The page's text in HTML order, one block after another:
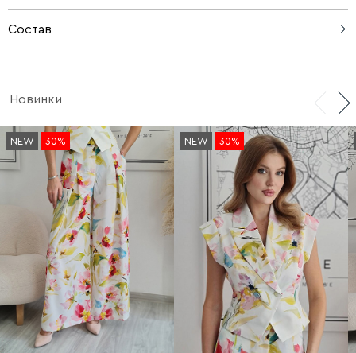
Состав
Новинки
NEW 30% NEW 30%